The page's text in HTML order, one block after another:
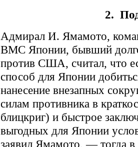
2.
Адмирал И. Ямамото,
ВМС Японии, бывший
против США, считал, что
способ для Японии
нанесение внезапных
силам противника в
блицкриг) и быстрое
выгодных для Японии
заявил Ямамото, — тогда